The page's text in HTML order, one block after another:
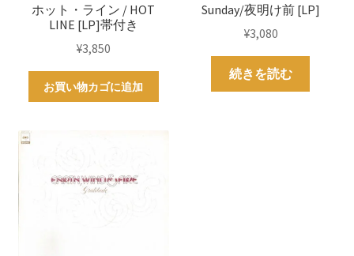
ホット・ライン / HOT
LINE [LP]帯付き
¥3,850
お買い物カゴに追加
Sunday/夜明け前 [LP]
¥3,080
続きを読む